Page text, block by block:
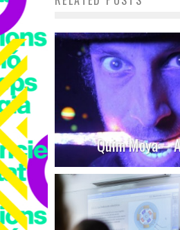
Quim Moya –